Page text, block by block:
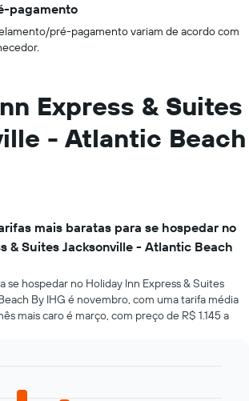
pagamento
pré-pagamento variam de acordo com
Express & Suites
- Atlantic Beach
mais baratas para se hospedar no
& Suites Jacksonville - Atlantic Beach
se hospedar no Holiday Inn Express & Suites
By IHG é novembro, com uma tarifa média
mais caro é março, com preço de R$ 1.145 a